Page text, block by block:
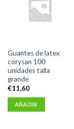
Guantes de latex
corysan 100
unidades talla
grande
€11,60
AÑADIR